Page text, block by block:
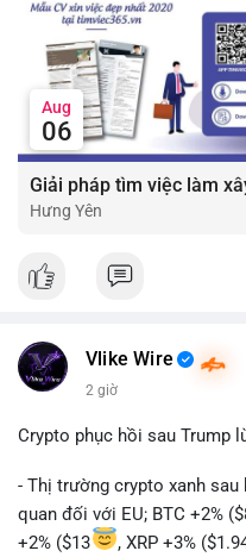
Aug
06
Hưng Yên
Vlike Wire
2 giờ
Crypto phục hồi sau Trump
- Thị trường crypto xanh
quan đối với EU; BTC +2%
+2% ($13
, XRP +3%